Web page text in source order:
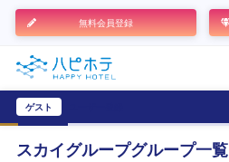
無料会員登録
ゲスト
スカイグループグループ一覧